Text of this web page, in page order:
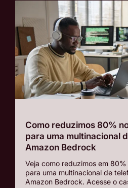
Como reduzimos 80%
para uma multinacional
Amazon Bedrock
Veja como reduzimos em
para uma multinacional de
Amazon Bedrock. Acesse o